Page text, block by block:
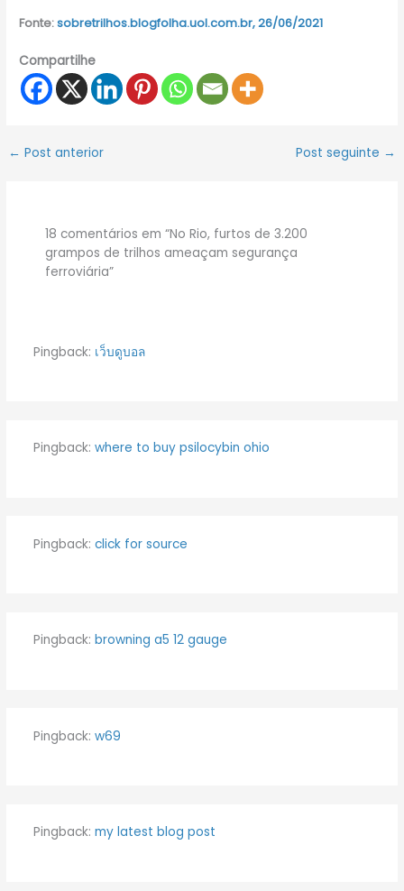
Fonte:sobretrilhos.blogfolha.uol.com.br, 26/06/2021
Compartilhe
← Post anterior Post seguinte →
18 comentários em “No Rio, furtos de 3.200
grampos de trilhos ameaçam segurança
ferroviária”
Pingback: เว็บดูบอล
Pingback: where to buy psilocybin ohio
Pingback: click for source
Pingback: browning a5 12 gauge
Pingback: w69
Pingback: my latest blog post